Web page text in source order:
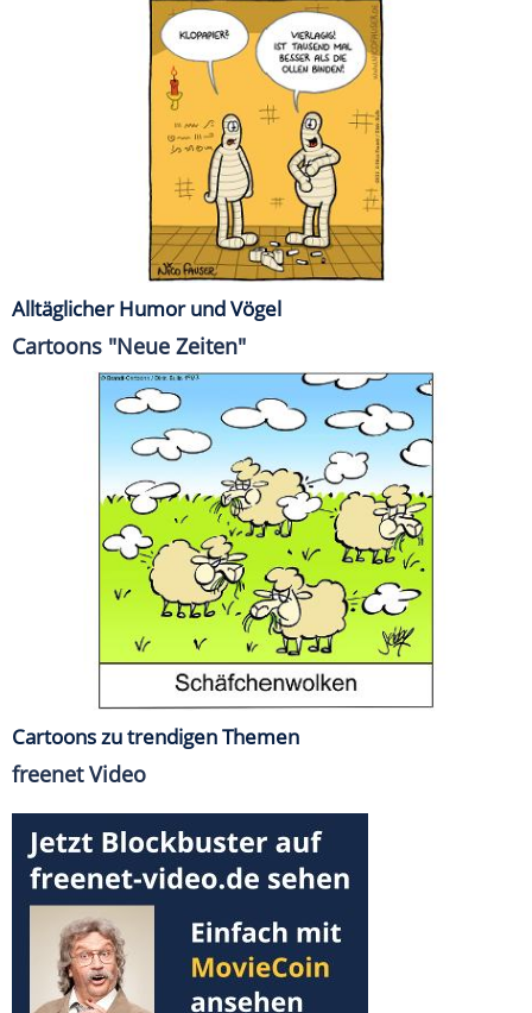
Alltäglicher Humor und Vögel
Cartoons "Neue Zeiten"
Cartoons zu trendigen Themen
freenet Video